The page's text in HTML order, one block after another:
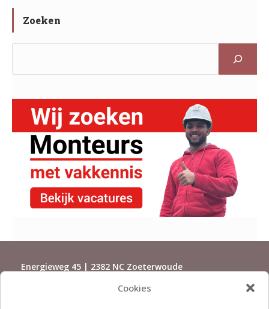
Cookies
Zoeken
Energieweg 45 | 2382 NC Zoeterwoude